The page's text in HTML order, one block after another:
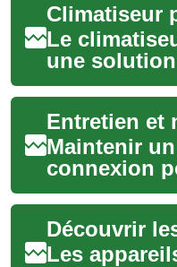
Le
une
supporter
estivales.
inst...
Maintenir
connexion
état et à
fiabilité de
lors de vo...
Les